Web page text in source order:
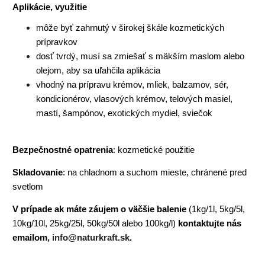
Aplikácie, využitie
môže byť zahrnutý v širokej škále kozmetických
prípravkov
dosť tvrdý, musí sa zmiešať s mäkším maslom alebo
olejom, aby sa uľahčila aplikácia
vhodný na prípravu krémov, mliek, balzamov, sér,
kondicionérov, vlasových krémov, telových masiel,
mastí, šampónov, exotických mydiel, sviečok
Bezpečnostné opatrenia: kozmetické použitie
Skladovanie: na chladnom a suchom mieste, chránené pred
svetlom
V prípade ak máte záujem o väčšie balenie (1kg/1l, 5kg/5l,
10kg/10l, 25kg/25l, 50kg/50l alebo 100kg/l) kontaktujte nás
emailom, info@naturkraft.sk.